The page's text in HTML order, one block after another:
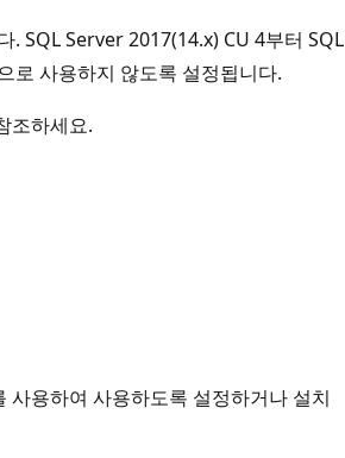
. SQL Server 2017(14.x) CU 4부터 SQL
로 사용하지 않도록 설정됩니다.
조하세요.
용하여 사용하도록 설정하거나 설치